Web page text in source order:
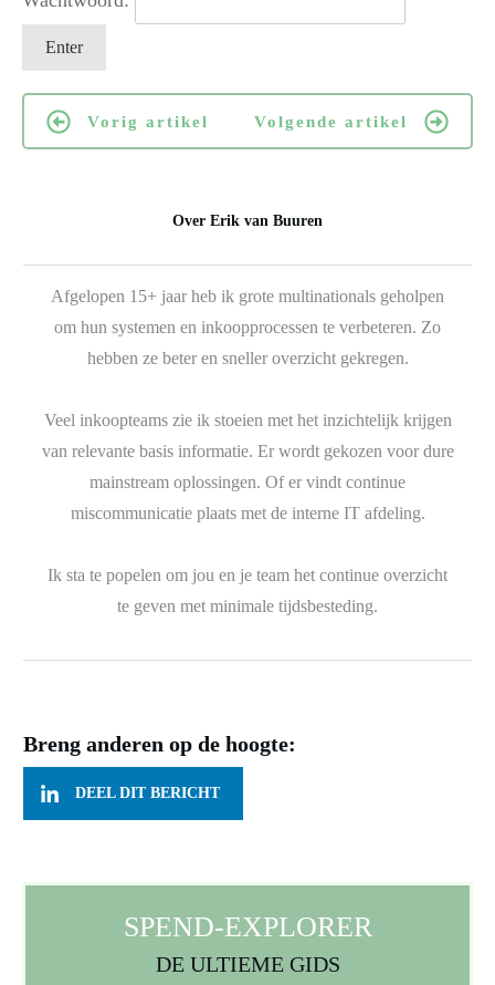
Vorig artikel Volgende artikel
Over Erik van Buuren
Afgelopen 15+ jaar heb ik grote multinationals geholpen
om hun systemen en inkoopprocessen te verbeteren. Zo
hebben ze beter en sneller overzicht gekregen.
Veel inkoopteams zie ik stoeien met het inzichtelijk krijgen
van relevante basis informatie. Er wordt gekozen voor dure
mainstream oplossingen. Of er vindt continue
miscommunicatie plaats met de interne IT afdeling.
Ik sta te popelen om jou en je team het continue overzicht
te geven met minimale tijdsbesteding.
Breng anderen op de hoogte:
DEEL DIT BERICHT
SPEND-EXPLORER
DE ULTIEME GIDS